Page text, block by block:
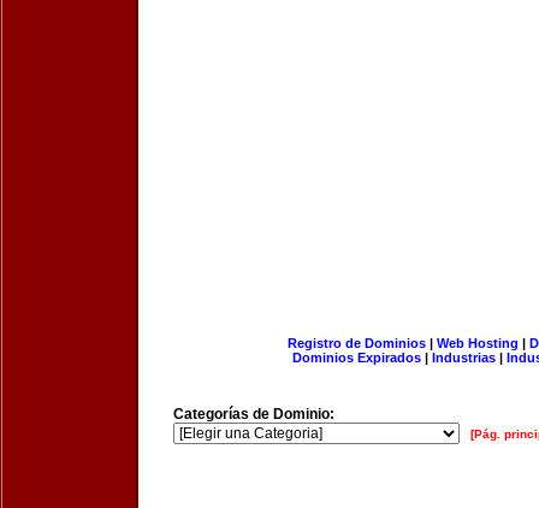
Registro de Dominios| Web Hosting |
Dominios Expirados | Industrias |
Categorías de Dominio:
[Pág.